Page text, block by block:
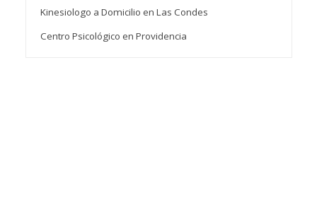
Kinesiologo a Domicilio en Las Condes
Centro Psicológico en Providencia